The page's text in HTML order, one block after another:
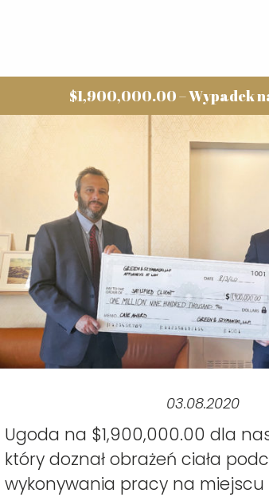
$1,900,000.00 – Wypadek
03.08.2020
Ugoda na $1,900,000.00 dla
który doznał obrażeń ciała
wykonywania pracy na miejscu